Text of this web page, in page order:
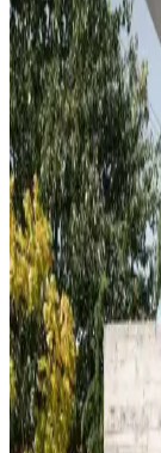
Koltuk ve aksesuar
yol açabilir. Halı,
dengelenerek
Duvar
Turuncu ve
Duvar rengine
Yeşil tonlar doğal
katar. Kalın keten
sağlar.
Yatak Odası
Tonların
Yatak odası duvar
yerleşimi gibi
ve yeşil tonları
koşullarında test